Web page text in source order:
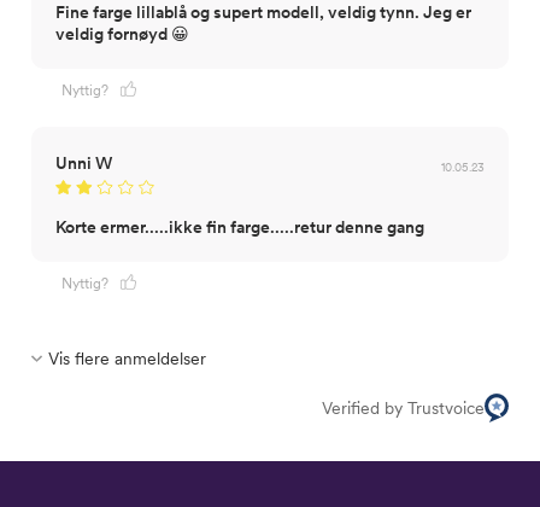
Fine farge lillablå og supert modell, veldig tynn. Jeg er
veldig fornøyd 😀
Nyttig?
Unni W 10.05.23
Korte ermer.....ikke fin farge.....retur denne gang
Nyttig?
Vis flere anmeldelser
Verified by Trustvoice